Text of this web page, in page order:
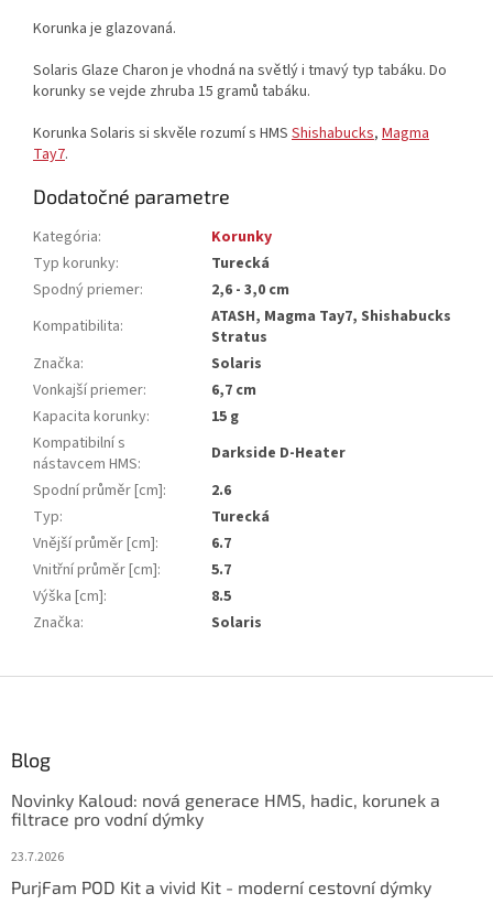
Korunka je glazovaná.
Solaris Glaze Charon je vhodná na světlý i tmavý typ tabáku. Do
korunky se vejde zhruba 15 gramů tabáku.
Korunka Solaris si skvěle rozumí s HMS Shishabucks, Magma
Tay7.
Dodatočné parametre
Kategória:
Korunky
Typ korunky:
Turecká
Spodný priemer:
2,6 - 3,0 cm
Kompatibilita:
ATASH, Magma Tay7, Shishabucks
Stratus
Značka:
Solaris
Vonkajší priemer:
6,7 cm
Kapacita korunky:
15 g
Kompatibilní s
nástavcem HMS:
Darkside D-Heater
Spodní průměr [cm]:
2.6
Typ:
Turecká
Vnější průměr [cm]:
6.7
Vnitřní průměr [cm]:
5.7
Výška [cm]:
8.5
Značka: Solaris
Blog
Novinky Kaloud: nová generace HMS, hadic, korunek a
filtrace pro vodní dýmky
23.7.2026
PurjFam POD Kit a vivid Kit - moderní cestovní dýmky